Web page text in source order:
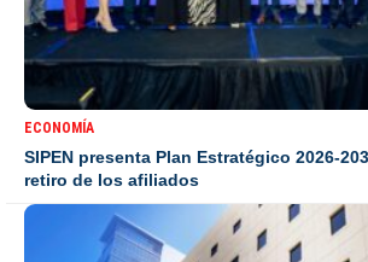
ECONOMÍA
SIPEN presenta Plan Estratégico 2026-
retiro de los afiliados